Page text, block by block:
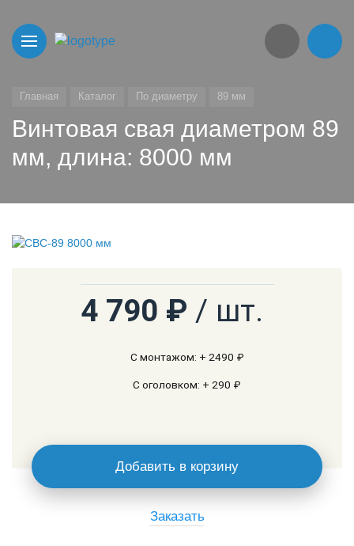
Главная Каталог По диаметру 89 мм
Винтовая свая диаметром 89
мм, длина: 8000 мм
4 790 ₽ / шт.
С монтажом: + 2490 ₽
С оголовком: + 290 ₽
Добавить в корзину
Заказать